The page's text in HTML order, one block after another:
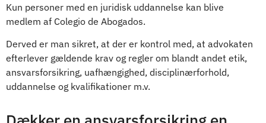
Kun personer med en juridisk uddannelse kan blive
medlem af Colegio de Abogados.
Derved er man sikret, at der er kontrol med, at advokaten
efterlever gældende krav og regler om blandt andet etik,
ansvarsforsikring, uafhængighed, disciplinærforhold,
uddannelse og kvalifikationer m.v.